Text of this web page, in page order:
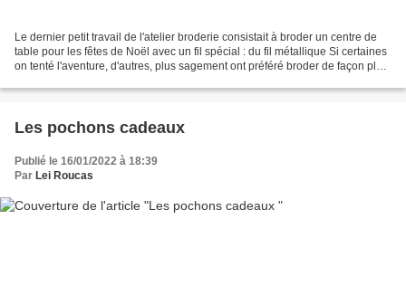
Le dernier petit travail de l'atelier broderie consistait à broder un centre de
table pour les fêtes de Noël avec un fil spécial : du fil métallique Si certaines
on tenté l'aventure, d'autres, plus sagement ont préféré broder de façon plus
Les pochons cadeaux
Publié le 16/01/2022 à 18:39
Par Lei Roucas